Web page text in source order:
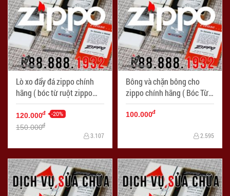
Lò xo đẩy đá zippo chính
hãng ( bóc từ ruột zippo
chính hãng ) - Mã SP:
LKZ004
120.000đ -20%
150.000đ
3.107
Bông và chặn bông cho
zippo chính hãng ( Bóc Từ
ruột zippo chính hãng ) -
Mã SP: LKZ003
100.000đ
2.595